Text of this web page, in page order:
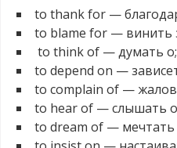
to thank for —
to blame for — винить
to think of — думать о;
to depend on —
to complain of —
to hear of — слышать
to dream of — мечтать